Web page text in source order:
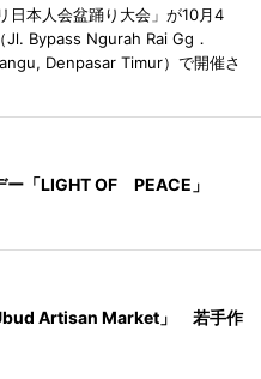
日本人会盆踊り大会」が10月4
Jl. Bypass Ngurah Rai Gg．
Denpasar Timur）で開催さ
ー「LIGHT OF PEACE」
Artisan Market」 若手作